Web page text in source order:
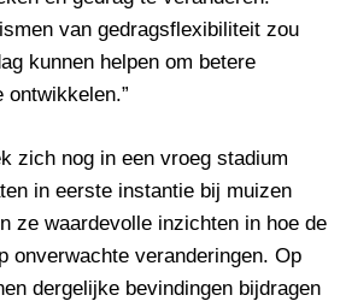
van gedragsflexibiliteit zou
kunnen helpen om betere
ontwikkelen.”
zich nog in een vroeg stadium
in eerste instantie bij muizen
ze waardevolle inzichten in hoe de
onverwachte veranderingen. Op
dergelijke bevindingen bijdragen